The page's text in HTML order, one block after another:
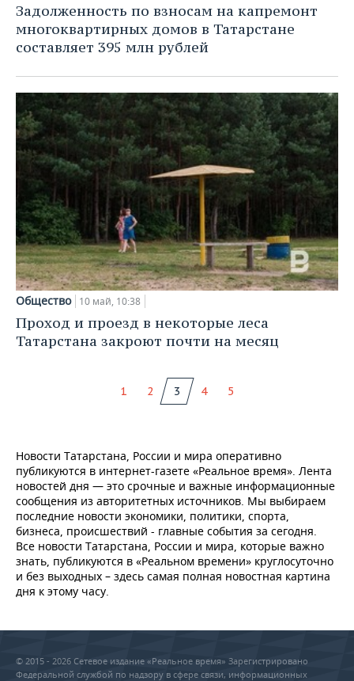
Задолженность по взносам на капремонт
многоквартирных домов в Татарстане
составляет 395 млн рублей
Общество 10 май, 10:38
Проход и проезд в некоторые леса
Татарстана закроют почти на месяц
1 2 3 4 5
Новости Татарстана, России и мира оперативно
публикуются в интернет-газете «Реальное время». Лента
новостей дня — это срочные и важные информационные
сообщения из авторитетных источников. Мы выбираем
последние новости экономики, политики, спорта,
бизнеса, происшествий - главные события за сегодня.
Все новости Татарстана, России и мира, которые важно
знать, публикуются в «Реальном времени» круглосуточно
и без выходных – здесь самая полная новостная картина
дня к этому часу.
© 2015 - 2026 Сетевое издание «Реальное время» Зарегистрировано
Федеральной службой по надзору в сфере связи, информационных